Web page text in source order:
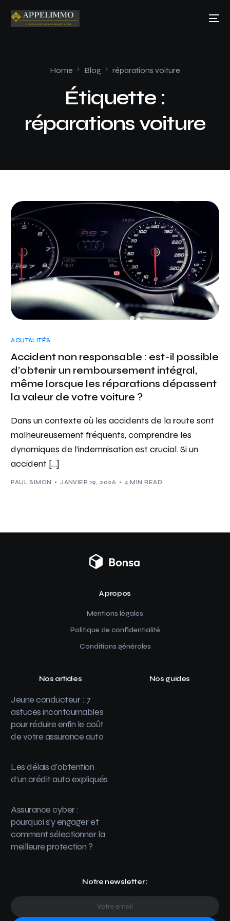
Home Blog réparations voiture
Étiquette :
réparations voiture
ACUTALITÉS
Accident non responsable : est-il possible
d’obtenir un remboursement intégral,
même lorsque les réparations dépassent
la valeur de votre voiture ?
Dans un contexte où les accidents de la route sont
malheureusement fréquents, comprendre les
dynamiques de l’indemnisation est crucial. Si un
accident […]
PAUL SIMON JANVIER 19, 2026 4 MIN READ
A propos
Mentions légales
Politique de confidentialité
Conditions générales
Nos articles
Jeune conducteur : 7
astuces incontournables
pour réduire enfin le coût
de votre assurance auto
Les délais d’obtention
d’un crédit auto expliqués
Assurance cyber :
pourquoi s’y engager et
comment sélectionner la
meilleure protection ?
Nos guides
Notre newsletter :